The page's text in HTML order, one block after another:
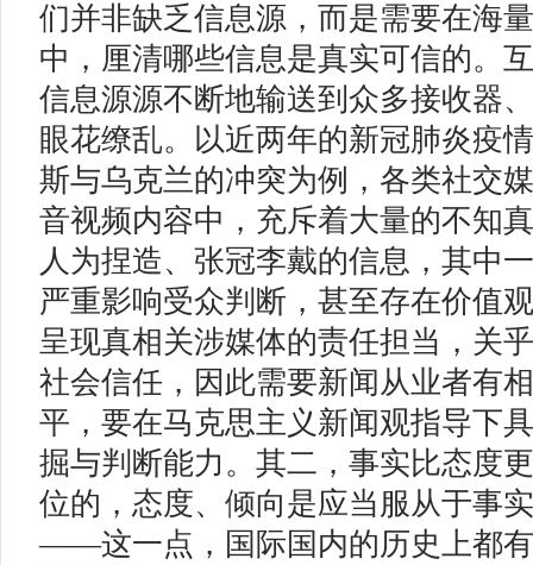
们并非缺乏信息源，而是需要在海
中，厘清哪些信息是真实可信的。
信息源源不断地输送到众多接收器
眼花缭乱。以近两年的新冠肺炎疫
斯与乌克兰的冲突为例，各类社交
音视频内容中，充斥着大量的不知
人为捏造、张冠李戴的信息，其中
严重影响受众判断，甚至存在价值
呈现真相关涉媒体的责任担当，关
社会信任，因此需要新闻从业者有
平，要在马克思主义新闻观指导下
掘与判断能力。其二，事实比态度
位的，态度、倾向是应当服从于事
——这一点，国际国内的历史上都